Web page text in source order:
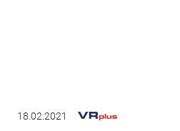
18.02.2021